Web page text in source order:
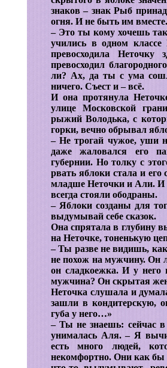
знаков – знак Рыб
огня. И не быть им
– Это ты кому хочешь
учились в одном
превосходила
превосходил
ли? Ах, да ты с ума
ничего. Съест и – всё.
И она протянула
улице Московской
рыжий Володька, с
горки, вечно обрывал
– Не трогай чужое, уши
даже жаловался его
губернии. Но толку с
рвать яблоки стала и его
младше Неточки и Али. И
всегда стояли ободраны.
– Яблоки созданы для
выдумывай себе сказок.
Она спрятала в глубину
на Неточке, тоненькую
– Ты разве не видишь,
не похож на мужчину. Он
он сладкоежка. И у него
мужчина? Он скрытая
Неточка слушала и
зашли в кондитерскую,
губа у него…»
– Ты не знаешь: сейчас
унималась Аля. – Я
есть много людей,
некомфортно. Они как бы